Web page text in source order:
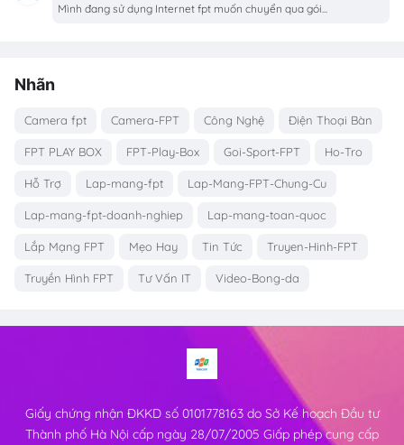
Mình đang sử dụng Internet fpt muốn chuyển qua gói...
Nhãn
Camera fpt Camera-FPT Công Nghệ Điện Thoại Bàn
FPT PLAY BOX FPT-Play-Box Goi-Sport-FPT Ho-Tro
Hỗ Trợ Lap-mang-fpt Lap-Mang-FPT-Chung-Cu
Lap-mang-fpt-doanh-nghiep Lap-mang-toan-quoc
Lắp Mạng FPT Mẹo Hay Tin Tức Truyen-Hinh-FPT
Truyền Hình FPT Tư Vấn IT Video-Bong-da
Giấy chứng nhận ĐKKD số 0101778163 do Sở Kế hoạch Đầu tư
Thành phố Hà Nội cấp ngày 28/07/2005 Giấp phép cung cấp